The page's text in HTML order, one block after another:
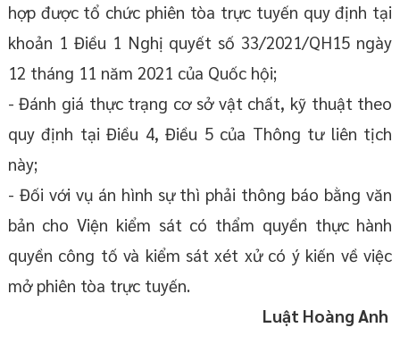
hợp được tổ chức phiên tòa trực tuyến quy định tại
khoản 1 Điều 1 Nghị quyết số 33/2021/QH15 ngày
12 tháng 11 năm 2021 của Quốc hội;
- Đánh giá thực trạng cơ sở vật chất, kỹ thuật theo
quy định tại Điều 4, Điều 5 của Thông tư liên tịch
này;
- Đối với vụ án hình sự thì phải thông báo bằng văn
bản cho Viện kiểm sát có thẩm quyền thực hành
quyền công tố và kiểm sát xét xử có ý kiến về việc
mở phiên tòa trực tuyến.
Luật Hoàng Anh